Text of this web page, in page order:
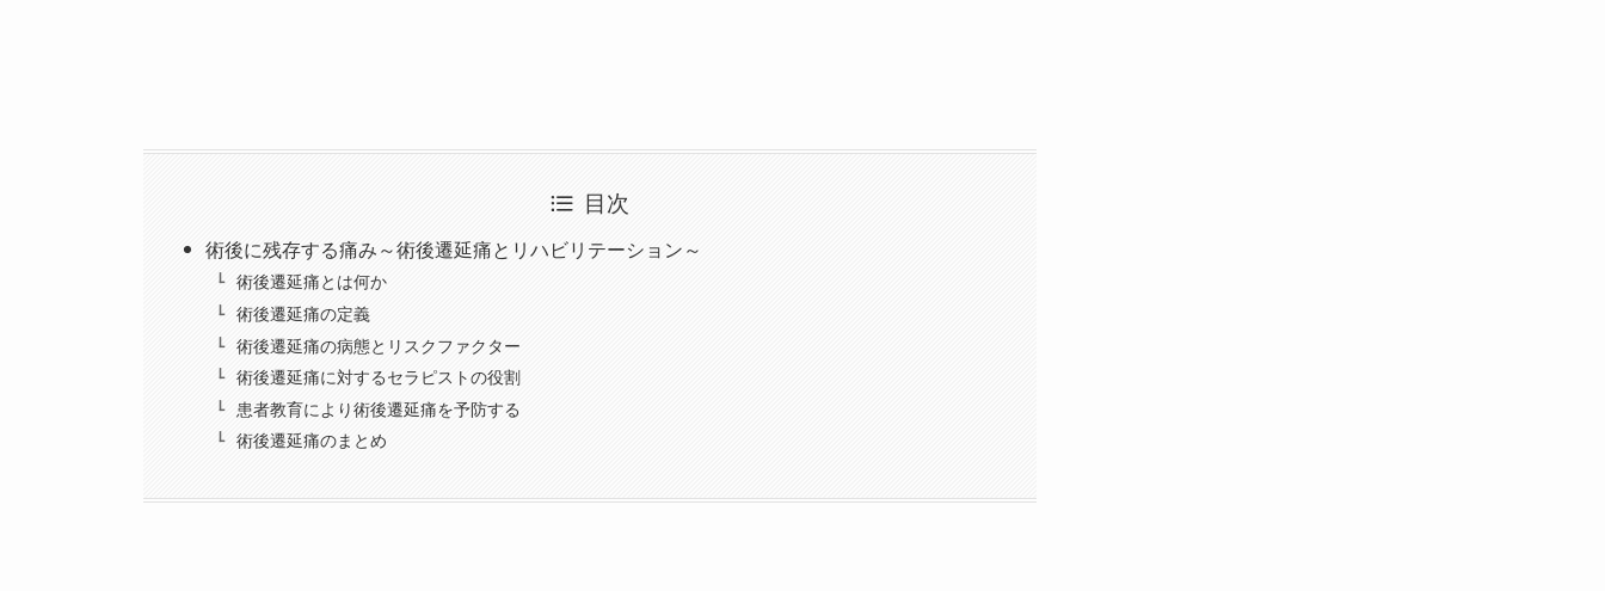
目次
術後に残存する痛み～術後遷延痛とリハビリテーション～
術後遷延痛とは何か
術後遷延痛の定義
術後遷延痛の病態とリスクファクター
術後遷延痛に対するセラピストの役割
患者教育により術後遷延痛を予防する
術後遷延痛のまとめ